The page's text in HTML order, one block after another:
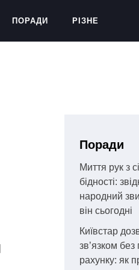
ПОРАДИ РІЗНЕ
Поради
Миття рук з
бідності:
народний
він сьогодні
Київстар
зв’язком
рахунку: як